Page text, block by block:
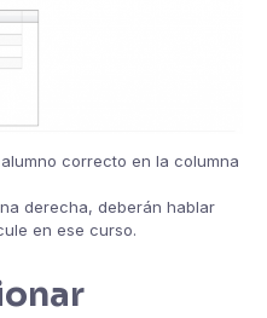
correcto en la columna
derecha, deberán hablar
en ese curso.